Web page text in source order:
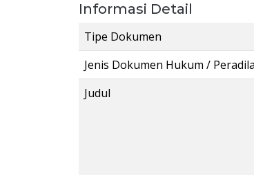
Informasi Detail
Tipe Dokumen
Jenis Dokumen Hukum /
Judul